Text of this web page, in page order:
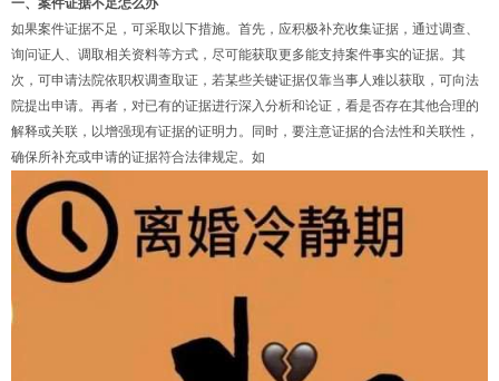
一、案件证据不足怎么办
如果案件证据不足，可采取以下措施。首先，应积极补充收集证据，通过调查、
询问证人、调取相关资料等方式，尽可能获取更多能支持案件事实的证据。其
次，可申请法院依职权调查取证，若某些关键证据仅靠当事人难以获取，可向法
院提出申请。再者，对已有的证据进行深入分析和论证，看是否存在其他合理的
解释或关联，以增强现有证据的证明力。同时，要注意证据的合法性和关联性，
确保所补充或申请的证据符合法律规定。如